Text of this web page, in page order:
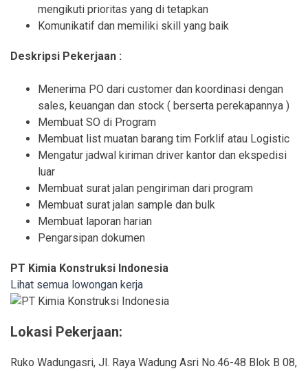
mengikuti prioritas yang di tetapkan
Komunikatif dan memiliki skill yang baik
Deskripsi Pekerjaan :
Menerima PO dari customer dan koordinasi dengan
sales, keuangan dan stock ( berserta perekapannya )
Membuat SO di Program
Membuat list muatan barang tim Forklif atau Logistic
Mengatur jadwal kiriman driver kantor dan ekspedisi
luar
Membuat surat jalan pengiriman dari program
Membuat surat jalan sample dan bulk
Membuat laporan harian
Pengarsipan dokumen
PT Kimia Konstruksi Indonesia
Lihat semua lowongan kerja
Lokasi Pekerjaan:
Ruko Wadungasri, Jl. Raya Wadung Asri No.46-48 Blok B 08,